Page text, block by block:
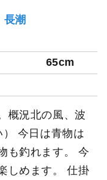
長潮
65cm
概況北の風、波
） 今日は青物は
も釣れます。 今
しめます。 仕掛